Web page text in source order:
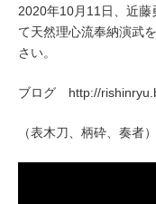
2020年10月11日、近
て天然理心流奉納演武
さい。
ブログ http://
（表木刀、柄砕、奏者